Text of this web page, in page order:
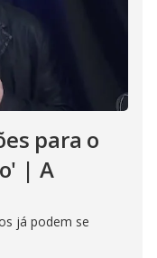
para o
| A
já podem se